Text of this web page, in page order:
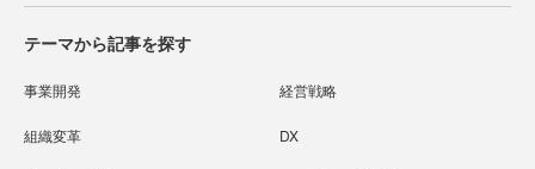
テーマから記事を探す
事業開発 経営戦略
組織変革 DX